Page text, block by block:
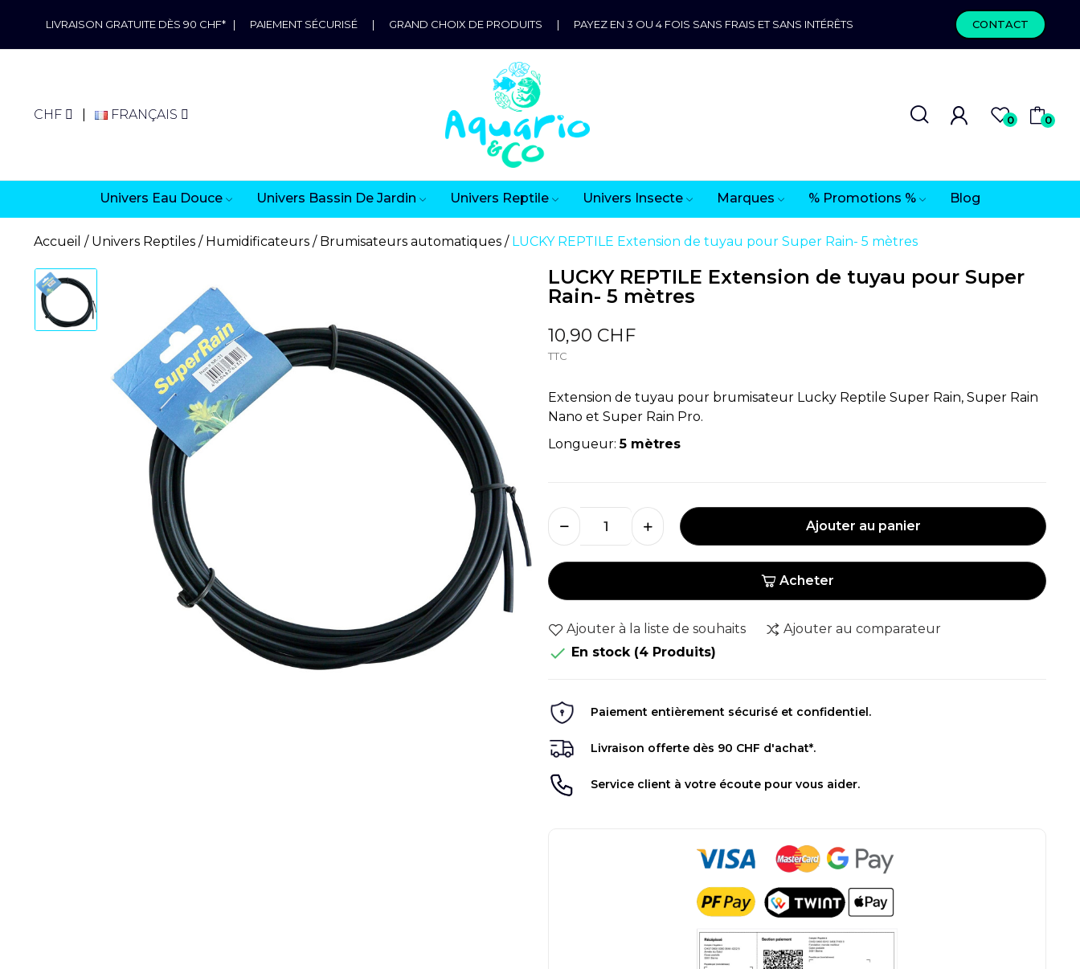
LIVRAISON GRATUITE DÈS 90 CHF* | PAIEMENT SÉCURISÉ | GRAND CHOIX DE PRODUITS | PAYEZ EN 3 OU 4 FOIS SANS FRAIS ET SANS INTÉRÊTS CONTACT
CHF FRANÇAIS 0 0
Univers Eau Douce Univers Bassin De Jardin Univers Reptile Univers Insecte Marques % Promotions % Blog
Accueil Univers Reptiles Humidificateurs Brumisateurs automatiques LUCKY REPTILE Extension de tuyau pour Super Rain- 5 mètres
LUCKY REPTILE Extension de tuyau pour Super
Rain- 5 mètres
10,90 CHF
TTC
Extension de tuyau pour brumisateur Lucky Reptile Super Rain, Super Rain
Nano et Super Rain Pro.
Longueur:5 mètres
Ajouter au panier
Acheter
Ajouter à la liste de souhaits Ajouter au comparateur
 En stock (4 Produits)
Paiement entièrement sécurisé et confidentiel.
Livraison offerte dès 90 CHF d'achat*.
Service client à votre écoute pour vous aider.